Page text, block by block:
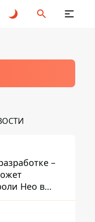
–
Нео в